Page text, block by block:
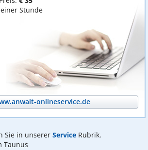
Stunde
onlineservice.de
Sie in unserer ServiceRubrik.
Taunus